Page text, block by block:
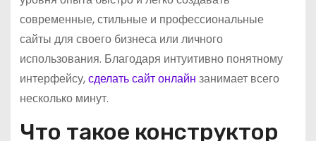
современные, стильные и профессиональные
сайты для своего бизнеса или личного
использования. Благодаря интуитивно понятному
интерфейсу,сделать сайт онлайн занимает всего
несколько минут.
Что такое конструктор